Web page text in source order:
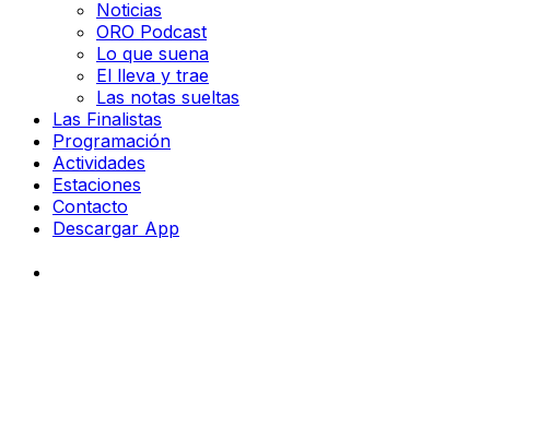
Noticias
ORO Podcast
Lo que suena
El lleva y trae
Las notas sueltas
Las Finalistas
Programación
Actividades
Estaciones
Contacto
Descargar App